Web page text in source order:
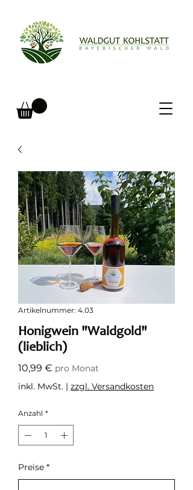
Artikelnummer: 4.03
Honigwein "Waldgold"
(lieblich)
10,99 € Preis
pro Monat
inkl. MwSt. | zzgl. Versandkosten
Anzahl *
Preise *